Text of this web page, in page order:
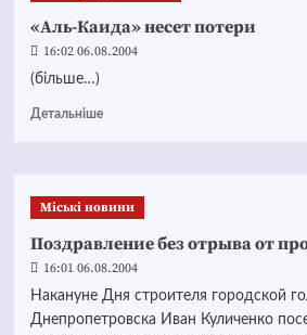
«Аль-Каида» несет потери
16:02 06.08.2004
(більше…)
Детальніше
Mіські новини
Поздравление без отрыва от
16:01 06.08.2004
Накануне Дня строителя городской
Днепропетровска Иван Куличенко